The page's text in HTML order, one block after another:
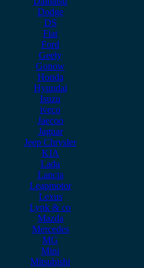
Dodge
DS
Fiat
Ford
Geely
Gonow
Honda
Hyundai
Isuzu
iveco
Jaecoo
Jaguar
Jeep Chrysler
KIA
Lada
Lancia
Leapmotor
Lexus
Lynk & co
Mazda
Mercedes
MG
Mini
Mitsubishi